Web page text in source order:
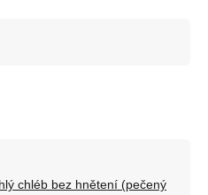
chléb bez hnětení (pečený